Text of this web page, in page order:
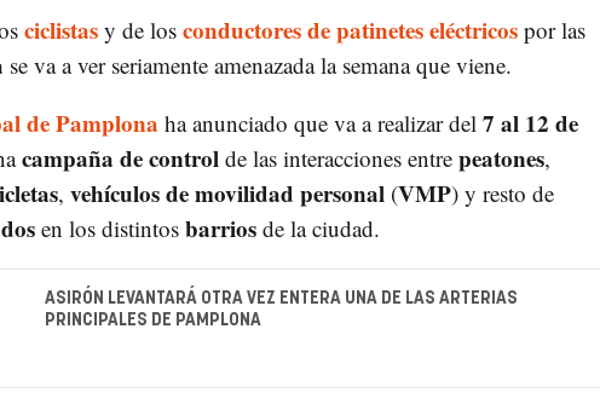
ciclistas y de los conductores de patinetes eléctricos por las
se va a ver seriamente amenazada la semana que viene.
de Pamplona ha anunciado que va a realizar del 7 al 12 de
campaña de control de las interacciones entre peatones,
, vehículos de movilidad personal (VMP) y resto de
en los distintos barriosde la ciudad.
ASIRÓN LEVANTARÁ OTRA VEZ ENTERA UNA DE LAS ARTERIAS
PRINCIPALES DE PAMPLONA